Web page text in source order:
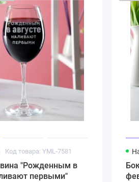
Код товара: YML-7581
вина "Рожденным в
первыми"